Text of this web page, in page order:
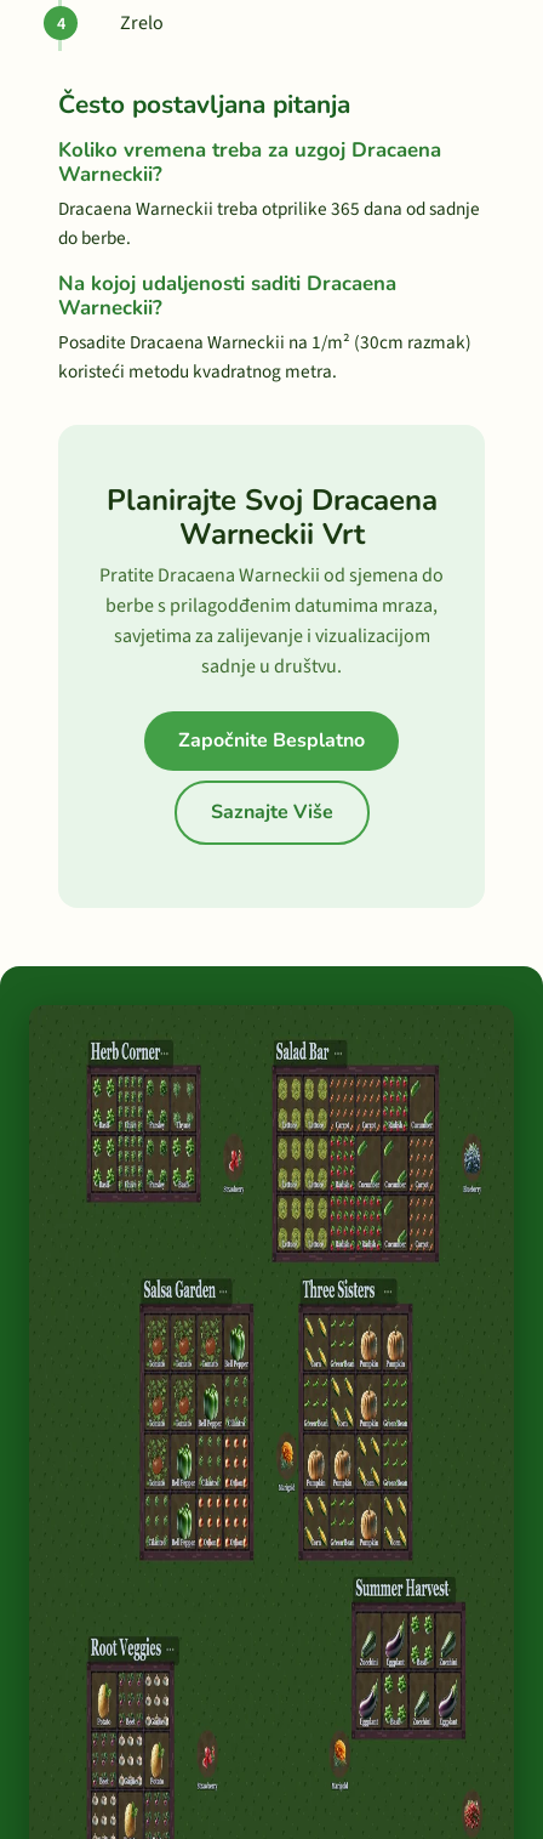
Zrelo
Često postavljana pitanja
Koliko vremena treba za uzgoj Dracaena
Warneckii?
Dracaena Warneckii treba otprilike 365 dana od sadnje
do berbe.
Na kojoj udaljenosti saditi Dracaena
Warneckii?
Posadite Dracaena Warneckii na 1/m² (30cm razmak)
koristeći metodu kvadratnog metra.
Planirajte Svoj Dracaena
Warneckii Vrt
Pratite Dracaena Warneckii od sjemena do
berbe s prilagodđenim datumima mraza,
savjetima za zalijevanje i vizualizacijom
sadnje u društvu.
Započnite Besplatno
Saznajte Više